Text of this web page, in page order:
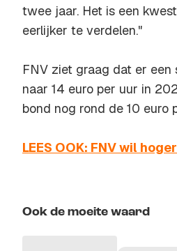
twee jaar. Het is een
eerlijker te verdelen."
FNV ziet graag dat er
naar 14 euro per uur in
bond nog rond de 10 euro
LEES OOK: FNV wil
Ook de moeite waard